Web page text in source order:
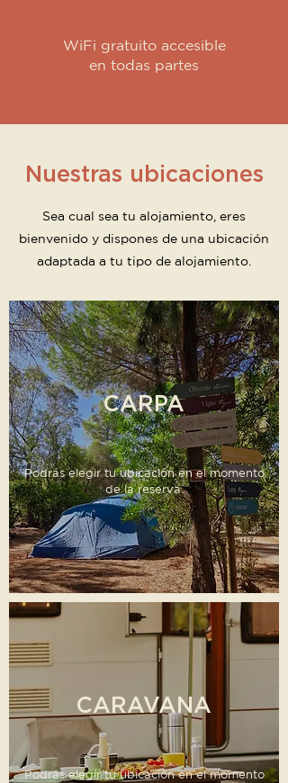
WiFi gratuito accesible
en todas partes
Nuestras ubicaciones
Sea cual sea tu alojamiento, eres
bienvenido y dispones de una ubicación
adaptada a tu tipo de alojamiento.
CARPA
Podrás elegir tu ubicación en el momento
de la reserva.
CARAVANA
Podrás elegir tu ubicación en el momento